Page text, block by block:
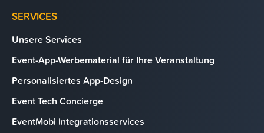
SERVICES
Unsere Services
Event-App-Werbematerial für Ihre Veranstaltung
Personalisiertes App-Design
Event Tech Concierge
EventMobi Integrationsservices